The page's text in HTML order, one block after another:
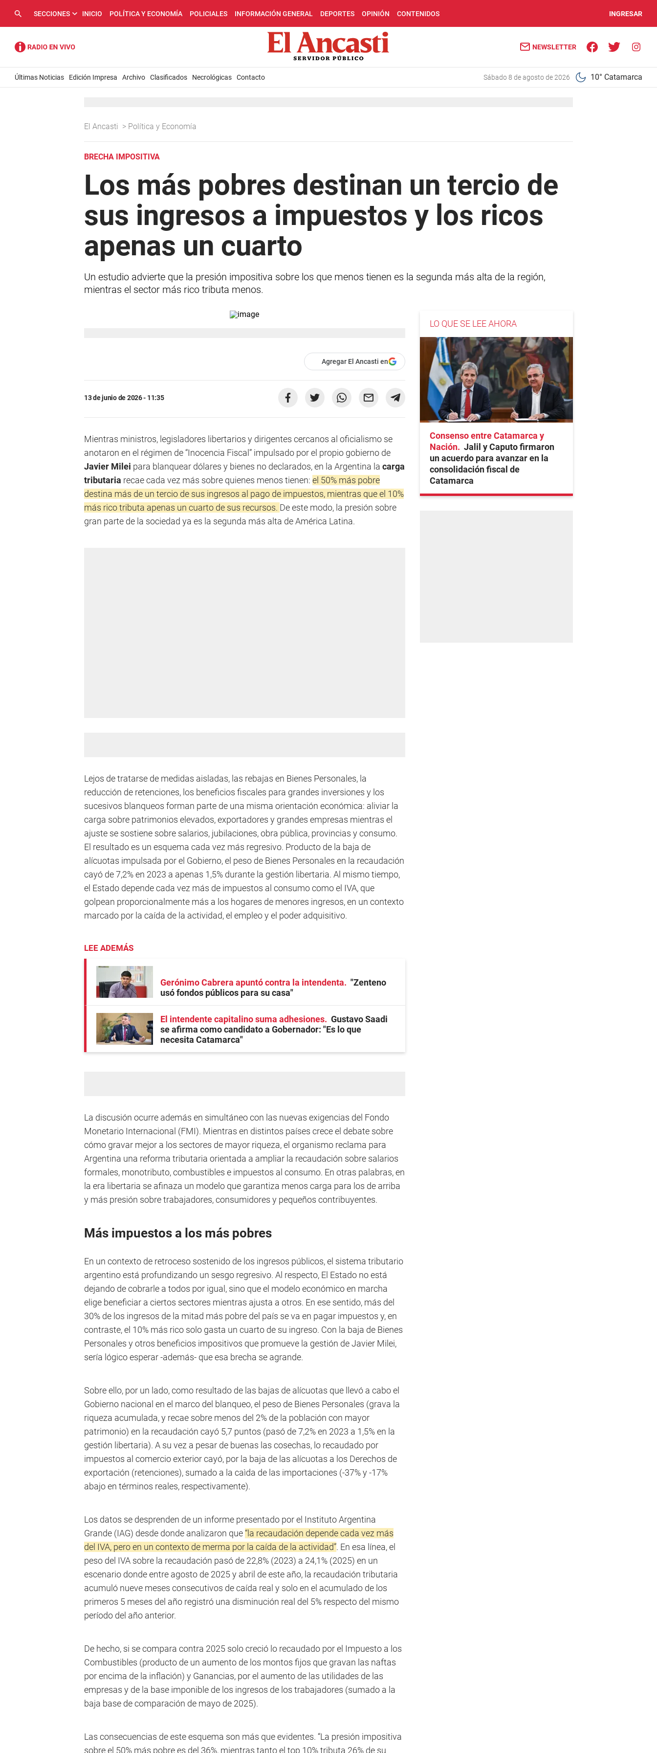
SECCIONES INICIO POLÍTICA Y ECONOMÍA POLICIALES INFORMACIÓN GENERAL DEPORTES OPINIÓN CONTENIDOS INGRESAR
NEWSLETTER
Últimas Noticias Edición Impresa Archivo Clasificados Necrológicas Contacto sábado 8 de agosto de 2026 10° Catamarca
El Ancasti > Política y Economía
BRECHA IMPOSITIVA
Los más pobres destinan un tercio de
sus ingresos a impuestos y los ricos
apenas un cuarto
Un estudio advierte que la presión impositiva sobre los que menos tienen es la segunda más alta de la región,
mientras el sector más rico tributa menos.
Agregar El Ancasti en
13 de junio de 2026 - 11:35
Mientras ministros, legisladores libertarios y dirigentes cercanos al oficialismo se
anotaron en el régimen de “Inocencia Fiscal” impulsado por el propio gobierno de
Javier Milei para blanquear dólares y bienes no declarados, en la Argentina la carga
tributaria recae cada vez más sobre quienes menos tienen: el 50% más pobre
destina más de un tercio de sus ingresos al pago de impuestos, mientras que el 10%
más rico tributa apenas un cuarto de sus recursos. De este modo, la presión sobre
gran parte de la sociedad ya es la segunda más alta de América Latina.
Lejos de tratarse de medidas aisladas, las rebajas en Bienes Personales, la
reducción de retenciones, los beneficios fiscales para grandes inversiones y los
sucesivos blanqueos forman parte de una misma orientación económica: aliviar la
carga sobre patrimonios elevados, exportadores y grandes empresas mientras el
ajuste se sostiene sobre salarios, jubilaciones, obra pública, provincias y consumo.
El resultado es un esquema cada vez más regresivo. Producto de la baja de
alícuotas impulsada por el Gobierno, el peso de Bienes Personales en la recaudación
cayó de 7,2% en 2023 a apenas 1,5% durante la gestión libertaria. Al mismo tiempo,
el Estado depende cada vez más de impuestos al consumo como el IVA, que
golpean proporcionalmente más a los hogares de menores ingresos, en un contexto
marcado por la caída de la actividad, el empleo y el poder adquisitivo.
LEE ADEMÁS
Gerónimo Cabrera apuntó contra la intendenta
"Zenteno
usó fondos públicos para su casa"
El intendente capitalino suma adhesiones
Gustavo Saadi
se afirma como candidato a Gobernador: "Es lo que
necesita Catamarca"
La discusión ocurre además en simultáneo con las nuevas exigencias del Fondo
Monetario Internacional (FMI). Mientras en distintos países crece el debate sobre
cómo gravar mejor a los sectores de mayor riqueza, el organismo reclama para
Argentina una reforma tributaria orientada a ampliar la recaudación sobre salarios
formales, monotributo, combustibles e impuestos al consumo. En otras palabras, en
la era libertaria se afinaza un modelo que garantiza menos carga para los de arriba
y más presión sobre trabajadores, consumidores y pequeños contribuyentes.
Más impuestos a los más pobres
En un contexto de retroceso sostenido de los ingresos públicos, el sistema tributario
argentino está profundizando un sesgo regresivo. Al respecto, El Estado no está
dejando de cobrarle a todos por igual, sino que el modelo económico en marcha
elige beneficiar a ciertos sectores mientras ajusta a otros. En ese sentido, más del
30% de los ingresos de la mitad más pobre del país se va en pagar impuestos y, en
contraste, el 10% más rico solo gasta un cuarto de su ingreso. Con la baja de Bienes
Personales y otros beneficios impositivos que promueve la gestión de Javier Milei,
sería lógico esperar -además- que esa brecha se agrande.
Sobre ello, por un lado, como resultado de las bajas de alícuotas que llevó a cabo el
Gobierno nacional en el marco del blanqueo, el peso de Bienes Personales (grava la
riqueza acumulada, y recae sobre menos del 2% de la población con mayor
patrimonio) en la recaudación cayó 5,7 puntos (pasó de 7,2% en 2023 a 1,5% en la
gestión libertaria). A su vez a pesar de buenas las cosechas, lo recaudado por
impuestos al comercio exterior cayó, por la baja de las alícuotas a los Derechos de
exportación (retenciones), sumado a la caìda de las importaciones (-37% y -17%
abajo en términos reales, respectivamente).
Los datos se desprenden de un informe presentado por el Instituto Argentina
Grande (IAG) desde donde analizaron que“la recaudación depende cada vez más
del IVA, pero en un contexto de merma por la caída de la actividad”. En esa línea, el
peso del IVA sobre la recaudación pasó de 22,8% (2023) a 24,1% (2025) en un
escenario donde entre agosto de 2025 y abril de este año, la recaudación tributaria
acumuló nueve meses consecutivos de caída real y solo en el acumulado de los
primeros 5 meses del año registró una disminución real del 5% respecto del mismo
período del año anterior.
De hecho, si se compara contra 2025 solo creció lo recaudado por el Impuesto a los
Combustibles (producto de un aumento de los montos fijos que gravan las naftas
por encima de la inflación) y Ganancias, por el aumento de las utilidades de las
empresas y de la base imponible de los ingresos de los trabajadores (sumado a la
baja base de comparación de mayo de 2025).
Las consecuencias de este esquema son más que evidentes. “La presión impositiva
sobre el 50% más pobre es del 36%, mientras tanto el top 10% tributa 26% de su
LO QUE SE LEE AHORA
Consenso entre Catamarca y
Nación
Jalil y Caputo firmaron
un acuerdo para avanzar en la
consolidación fiscal de
Catamarca